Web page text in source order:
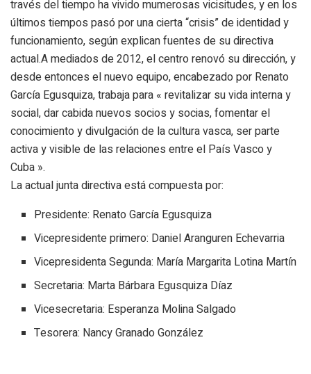
través del tiempo ha vivido mumerosas vicisitudes, y en los
últimos tiempos pasó por una cierta “crisis” de identidad y
funcionamiento, según explican fuentes de su directiva
actual.A mediados de 2012, el centro renovó su dirección, y
desde entonces el nuevo equipo, encabezado por Renato
García Egusquiza, trabaja para « revitalizar su vida interna y
social, dar cabida nuevos socios y socias, fomentar el
conocimiento y divulgación de la cultura vasca, ser parte
activa y visible de las relaciones entre el País Vasco y
Cuba ».
La actual junta directiva está compuesta por:
Presidente: Renato García Egusquiza
Vicepresidente primero: Daniel Aranguren Echevarria
Vicepresidenta Segunda: María Margarita Lotina Martín
Secretaria: Marta Bárbara Egusquiza Díaz
Vicesecretaria: Esperanza Molina Salgado
Tesorera: Nancy Granado González